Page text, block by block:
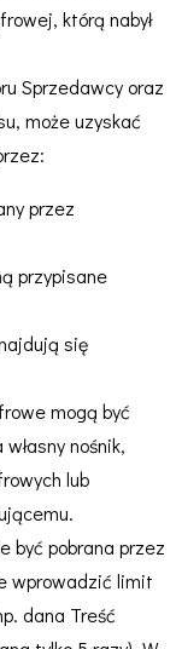
którą nabył
Sprzedawcy oraz
może uzyskać
przez
przypisane
się
mogą być
nośnik,
lub
być pobrana przez
wprowadzić limit
dana Treść